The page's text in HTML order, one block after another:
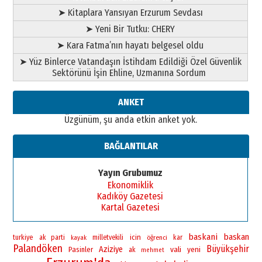
➤ Kitaplara Yansıyan Erzurum Sevdası
➤ Yeni Bir Tutku: CHERY
➤ Kara Fatma’nın hayatı belgesel oldu
➤ Yüz Binlerce Vatandaşın İstihdam Edildiği Özel Güvenlik
Sektörünü İşin Ehline, Uzmanına Sordum
ANKET
Üzgünüm, şu anda etkin anket yok.
BAĞLANTILAR
Yayın Grubumuz
Ekonomiklik
Kadıköy Gazetesi
Kartal Gazetesi
turkiye ak parti kayak milletvekili icin öğrenci kar baskani baskan
Palandöken Pasinler Aziziye ak mehmet vali yeni Büyükşehir